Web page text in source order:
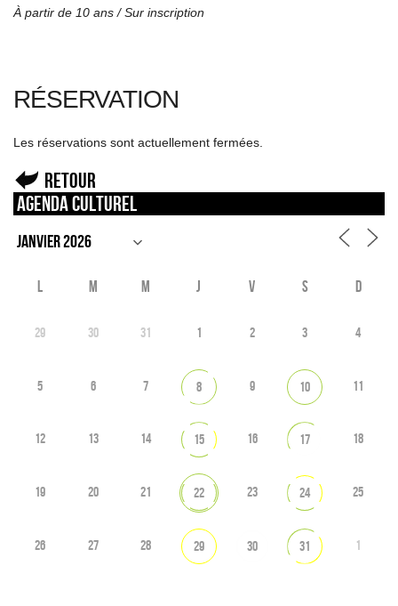
À partir de 10 ans /Sur inscription
RÉSERVATION
Les réservations sont actuellement fermées.
Retour
Agenda culturel
L M M J V S D
29 30 31 1 2 3 4
5 6 7 8 9 10 11
12 13 14 15 16 17 18
19 20 21 22 23 24 25
26 27 28 29 30 31 1